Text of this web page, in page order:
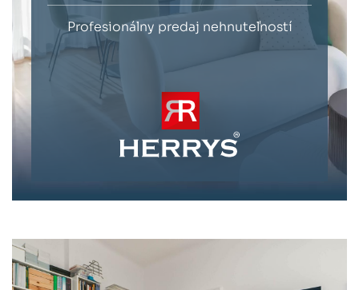
Profesionálny predaj nehnuteľností